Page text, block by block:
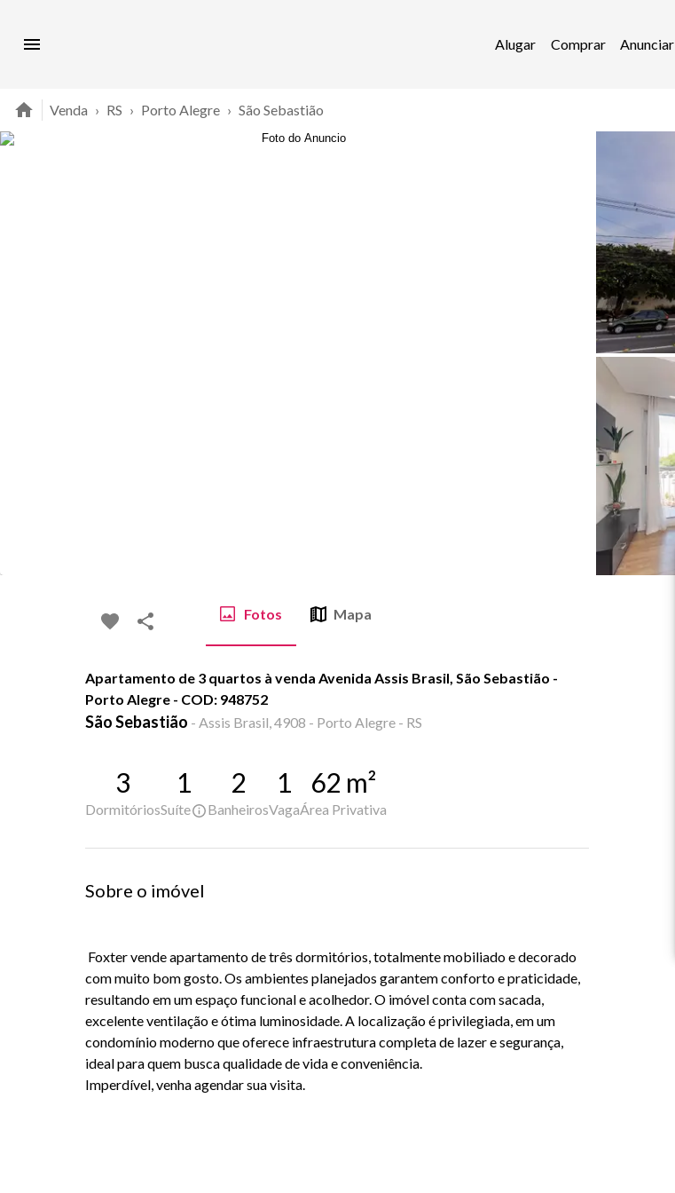
Alugar Comprar Anunciar
Venda › RS › Porto Alegre › São Sebastião
Fotos Mapa
Apartamento de 3 quartos à venda Avenida Assis Brasil, São Sebastião -
Porto Alegre - COD: 948752
São Sebastião - Assis Brasil, 4908 - Porto Alegre - RS
3
Dormitórios
1
Suíte
2
Banheiros
1
Vaga
62 m²
Área Privativa
Sobre o imóvel
Foxter vende apartamento de três dormitórios, totalmente mobiliado e decorado
com muito bom gosto. Os ambientes planejados garantem conforto e praticidade,
resultando em um espaço funcional e acolhedor. O imóvel conta com sacada,
excelente ventilação e ótima luminosidade. A localização é privilegiada, em um
condomínio moderno que oferece infraestrutura completa de lazer e segurança,
ideal para quem busca qualidade de vida e conveniência.
Imperdível, venha agendar sua visita.